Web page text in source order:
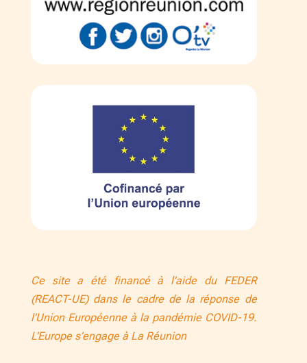
Ce site a été financé à l’aide du FEDER
(REACT-UE) dans le cadre de la réponse de
l’Union Européenne à la pandémie COVID-19.
L’Europe s’engage à La Réunion